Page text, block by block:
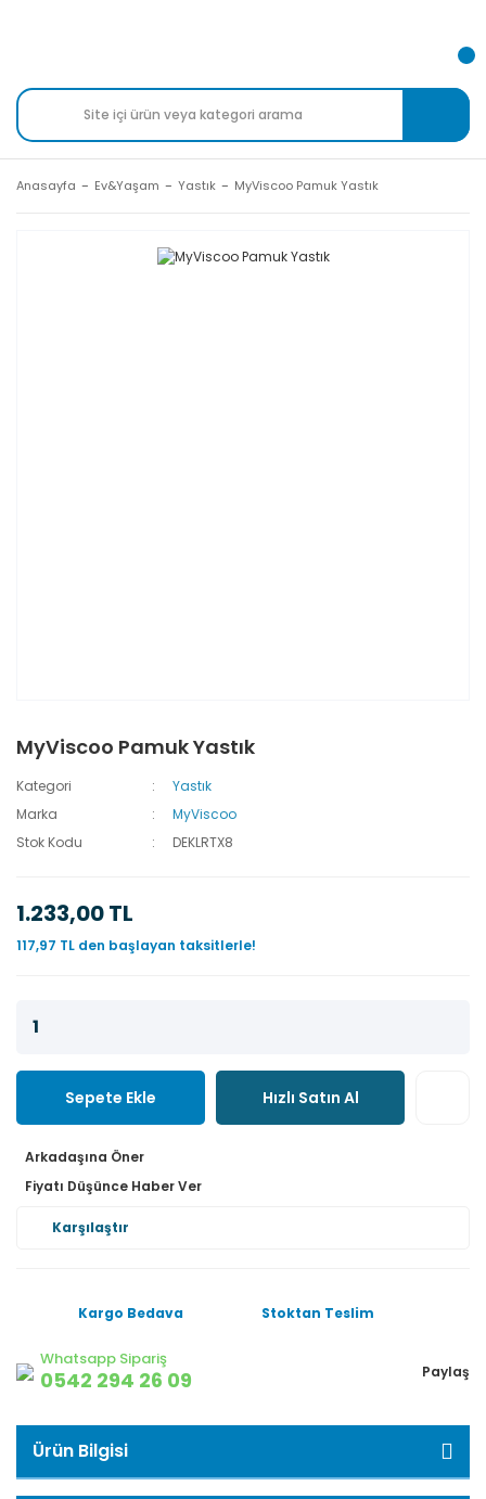
Anasayfa Ev&Yaşam Yastık MyViscoo Pamuk Yastık
MyViscoo Pamuk Yastık
Kategori
Yastık
Marka
MyViscoo
Stok Kodu
DEKLRTX8
1.233,00 TL
117,97 TL den başlayan taksitlerle!
Sepete Ekle Hızlı Satın Al
Arkadaşına Öner
Fiyatı Düşünce Haber Ver
Karşılaştır
Kargo Bedava Stoktan Teslim
Whatsapp Sipariş
0542 294 26 09 Paylaş
Ürün Bilgisi